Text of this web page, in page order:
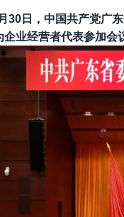
30日，中国共产党广
业经营者代表参加会